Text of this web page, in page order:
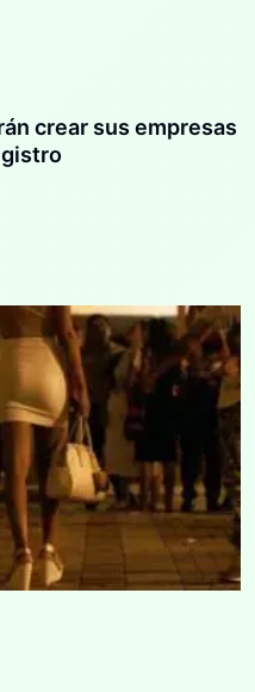
crear sus empresas